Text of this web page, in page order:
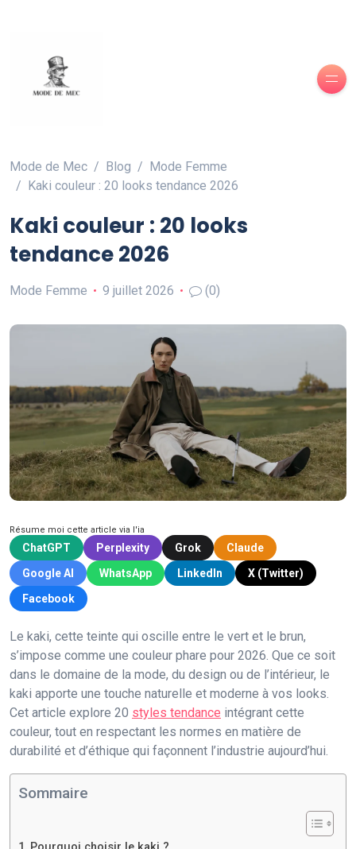
Mode de Mec Blog
Mode Femme
Kaki couleur : 20 looks tendance 2026
Kaki couleur : 20 looks
tendance 2026
Mode Femme 9 juillet 2026 (0)
Résume moi cette article via l'ia
ChatGPT Perplexity Grok
Claude
Google AI
WhatsApp LinkedIn
X (Twitter)
Facebook
Le kaki, cette teinte qui oscille entre le vert et le brun,
s’impose comme une couleur phare pour 2026. Que ce soit
dans le domaine de la mode, du design ou de l’intérieur, le
kaki apporte une touche naturelle et moderne à vos looks.
Cet article explore 20 styles tendance intégrant cette
couleur, tout en respectant les normes en matière de
durabilité et d’éthique qui façonnent l’industrie aujourd’hui.
Sommaire